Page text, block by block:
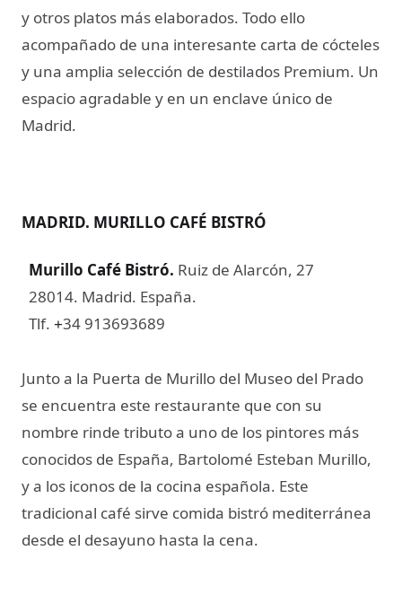
y otros platos más elaborados. Todo ello
acompañado de una interesante carta de cócteles
y una amplia selección de destilados Premium. Un
espacio agradable y en un enclave único de
Madrid.
MADRID. MURILLO CAFÉ BISTRÓ
Murillo Café Bistró. Ruiz de Alarcón, 27
28014. Madrid. España.
Tlf. +34 913693689
Junto a la Puerta de Murillo del Museo del Prado
se encuentra este restaurante que con su
nombre rinde tributo a uno de los pintores más
conocidos de España, Bartolomé Esteban Murillo,
y a los iconos de la cocina española. Este
tradicional café sirve comida bistró mediterránea
desde el desayuno hasta la cena.